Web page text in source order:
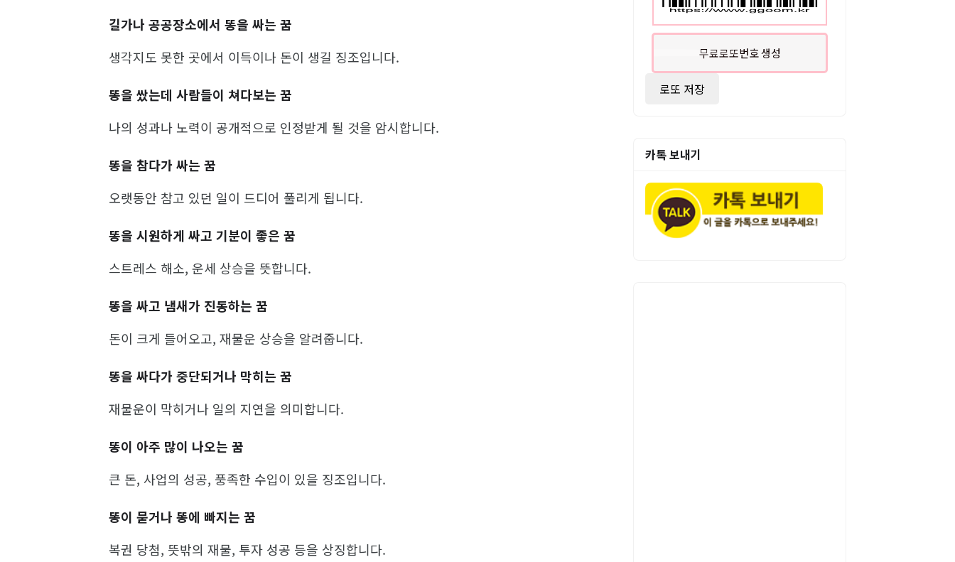
길가나 공공장소에서 똥을 싸는 꿈
생각지도 못한 곳에서 이득이나 돈이 생길 징조입니다.
똥을 쌌는데 사람들이 쳐다보는 꿈
나의 성과나 노력이 공개적으로 인정받게 될 것을 암시합니다.
똥을 참다가 싸는 꿈
오랫동안 참고 있던 일이 드디어 풀리게 됩니다.
똥을 시원하게 싸고 기분이 좋은 꿈
스트레스 해소, 운세 상승을 뜻합니다.
똥을 싸고 냄새가 진동하는 꿈
돈이 크게 들어오고, 재물운 상승을 알려줍니다.
똥을 싸다가 중단되거나 막히는 꿈
재물운이 막히거나 일의 지연을 의미합니다.
똥이 아주 많이 나오는 꿈
큰 돈, 사업의 성공, 풍족한 수입이 있을 징조입니다.
똥이 묻거나 똥에 빠지는 꿈
복권 당첨, 뜻밖의 재물, 투자 성공 등을 상징합니다.
무료로또번호 생성
로또 저장
카톡 보내기